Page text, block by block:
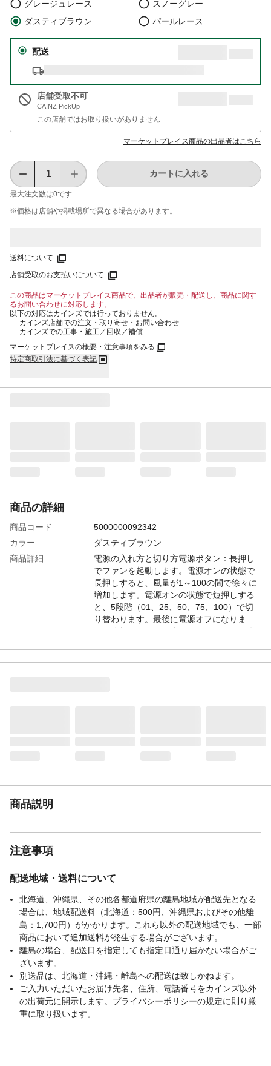
グレージュレース
スノーグレー
ダスティブラウン
パールレース
配送
店舗受取不可
CAINZ PickUp
この店舗ではお取り扱いがありません
マーケットプレイス商品の出品者はこちら
最大注文数は0です
カートに入れる
※価格は​店舗や​掲載場所で​異なる​場合が​あります。
送料について
店舗受取のお支払いについて
この商品はマーケットプレイス商品で、出品者が販売・配送し、商品に関す
るお問い合わせに対応します。
以下の対応はカインズでは行っておりません。
カインズ店舗での注文・取り寄せ・お問い合わせ
カインズでの工事・施工／回収／補償
マーケットプレイスの概要・注意事項をみる
特定商取引法に基づく表記
商品の詳細
商品コード
5000000092342
カラー
ダスティブラウン
商品詳細
電源の入れ方と切り方電源ボタン：長押し
でファンを起動します。電源オンの状態で
長押しすると、風量が1～100の間で徐々に
増加します。電源オンの状態で短押しする
と、5段階（01、25、50、75、100）で切
り替わります。最後に電源オフになりま
材質
生産地
備考
ください。 ※海外製造品のため輸送時に製
などが見受けられる場合がございます。あ
らかじめご了承ください。 ※ご利用のモニ
ターによって、実物と異なる色に表示され
る場合がございます。
備考
※製造時期によってデザインや仕様に若干
承下さい。 ※磁石に近づけないようにして
ください。 ※製品が濡れた状態で使用しな
いでください。 ※内容品に記載している以
商品説明
注意事項
配送地域・送料について
北海道、沖縄県、その他各都道府県の離島地域が配送先となる
場合は、地域配送料（北海道：500円、沖縄県およびその他離
島：1,700円）がかかります。これら以外の配送地域でも、一部
商品において追加送料が発生する場合がございます。
離島の場合、配送日を指定しても指定日通り届かない場合がご
ざいます。
別送品は、北海道・沖縄・離島への配送は致しかねます。
ご入力いただいたお届け先名、住所、電話番号をカインズ以外
の出荷元に開示します。プライバシーポリシーの規定に則り厳
重に取り扱います。